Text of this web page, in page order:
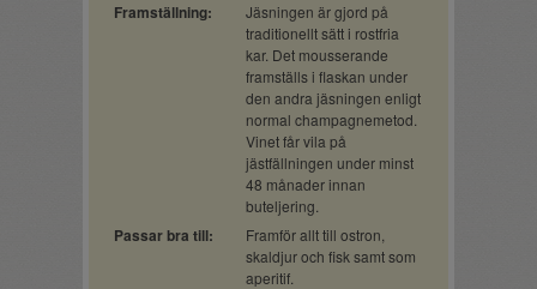
Framställning:
Jäsningen är gjord på
traditionellt sätt i rostfria
kar. Det mousserande
framställs i flaskan under
den andra jäsningen enligt
normal champagnemetod.
Vinet får vila på
jästfällningen under minst
48 månader innan
buteljering.
Passar bra till:
Framför allt till ostron,
skaldjur och fisk samt som
aperitif.